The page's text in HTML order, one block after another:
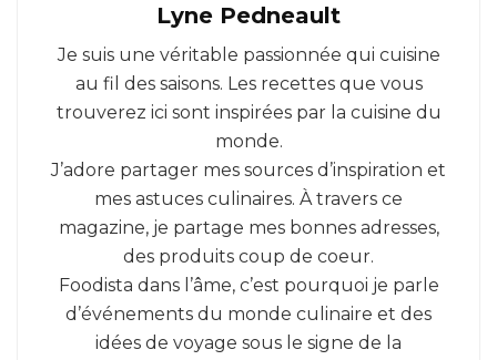
Lyne Pedneault
Je suis une véritable passionnée qui cuisine
au fil des saisons. Les recettes que vous
trouverez ici sont inspirées par la cuisine du
monde.
J’adore partager mes sources d’inspiration et
mes astuces culinaires. À travers ce
magazine, je partage mes bonnes adresses,
des produits coup de coeur.
Foodista dans l’âme, c’est pourquoi je parle
d’événements du monde culinaire et des
idées de voyage sous le signe de la